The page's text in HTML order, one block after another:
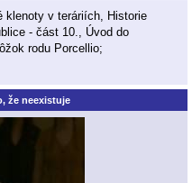
klenoty v teráriích, Historie
- část 10., Úvod do
rodu Porcellio;
že neexistuje